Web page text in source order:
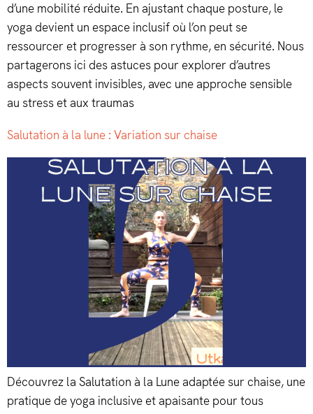
d’une mobilité réduite. En ajustant chaque posture, le
yoga devient un espace inclusif où l’on peut se
ressourcer et progresser à son rythme, en sécurité. Nous
partagerons ici des astuces pour explorer d’autres
aspects souvent invisibles, avec une approche sensible
au stress et aux traumas
Salutation à la lune : Variation sur chaise
Découvrez la Salutation à la Lune adaptée sur chaise, une
pratique de yoga inclusive et apaisante pour tous